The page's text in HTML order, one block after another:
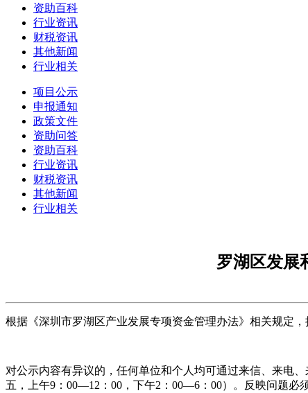
资助百科
行业资讯
财税资讯
其他新闻
行业相关
项目公示
申报通知
政策文件
资助问答
资助百科
行业资讯
财税资讯
其他新闻
行业相关
罗湖区发展
根据《深圳市罗湖区产业发展专项资金管理办法》相关规定
对公示内容有异议的，任何单位和个人均可通过来信、来电
五，上午9：00—12：00，下午2：00—6：00）。反映问题必